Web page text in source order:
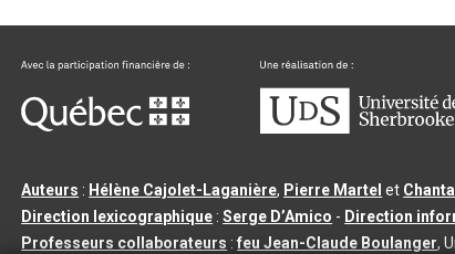
Auteurs : Hélène Cajolet-Laganière, Pierre Martel et
Direction lexicographique :Serge D’Amico - Direction
Professeurs collaborateurs :feu Jean-Claude Boulanger,